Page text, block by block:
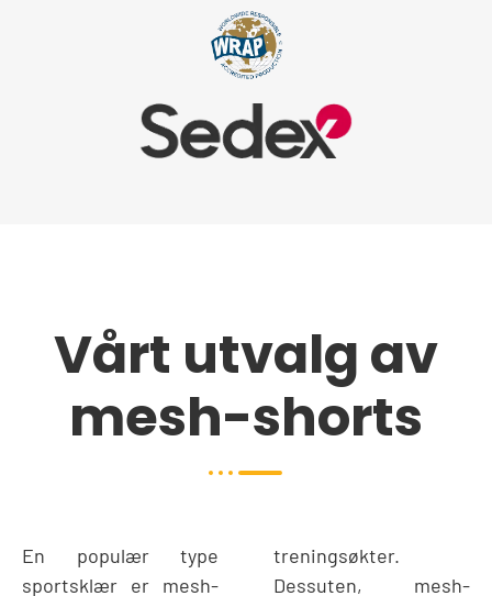
Vårt utvalg av
mesh-shorts
En populær type
sportsklær er mesh-
treningsøkter.
Dessuten, mesh-